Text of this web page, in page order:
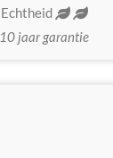
Echtheid
10 jaar garantie